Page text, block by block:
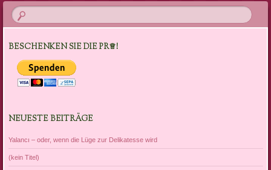
BESCHENKEN SIE DIE PR♕!
NEUESTE BEITRÄGE
Yalancı – oder, wenn die Lüge zur Delikatesse wird
(kein Titel)